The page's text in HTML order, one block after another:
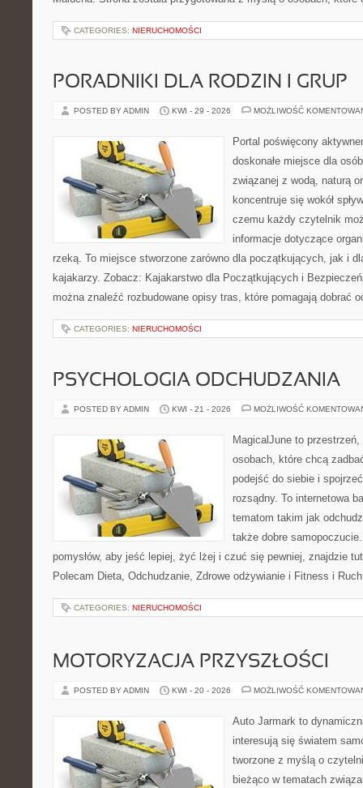
CATEGORIES: NIERUCHOMOŚCI
PORADNIKI DLA RODZIN I GRUP
POSTED BY ADMIN KWI - 29 - 2026 MOŻLIWOŚĆ
Portal poświęcony
doskonałe miejsce dla
związanej z wodą, naturą
koncentruje się wokół
czemu każdy czytelnik
informacje dotyczące
rzeką. To miejsce stworzone zarówno dla początkujących, jak i
kajakarzy. Zobacz: Kajakarstwo dla Początkujących i
można znaleźć rozbudowane opisy tras, które pomagają dobrać
CATEGORIES: NIERUCHOMOŚCI
PSYCHOLOGIA ODCHUDZANIA
POSTED BY ADMIN KWI - 21 - 2026 MOŻLIWOŚĆ
MagicalJune to
osobach, które chcą
podejść do siebie i
rozsądny. To internetowa
tematom takim jak
także dobre
pomysłów, aby jeść lepiej, żyć lżej i czuć się pewniej, znajdzie
Polecam Dieta, Odchudzanie, Zdrowe odżywianie i Fitness i
CATEGORIES: NIERUCHOMOŚCI
MOTORYZACJA PRZYSZŁOŚCI
POSTED BY ADMIN KWI - 20 - 2026 MOŻLIWOŚĆ
Auto Jarmark to
interesują się światem
tworzone z myślą o
bieżąco w tematach